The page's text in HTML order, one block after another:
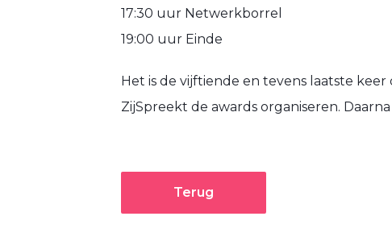
17:30 uur Netwerkborrel
19:00 uur Einde
Het is de vijftiende en tevens laatste
ZijSpreekt de awards organiseren.
Terug